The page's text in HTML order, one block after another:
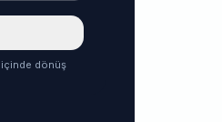
içinde dönüş